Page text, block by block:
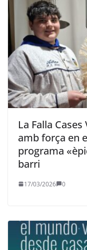
La Falla
amb força en
programa
barri
17/03/2026 0